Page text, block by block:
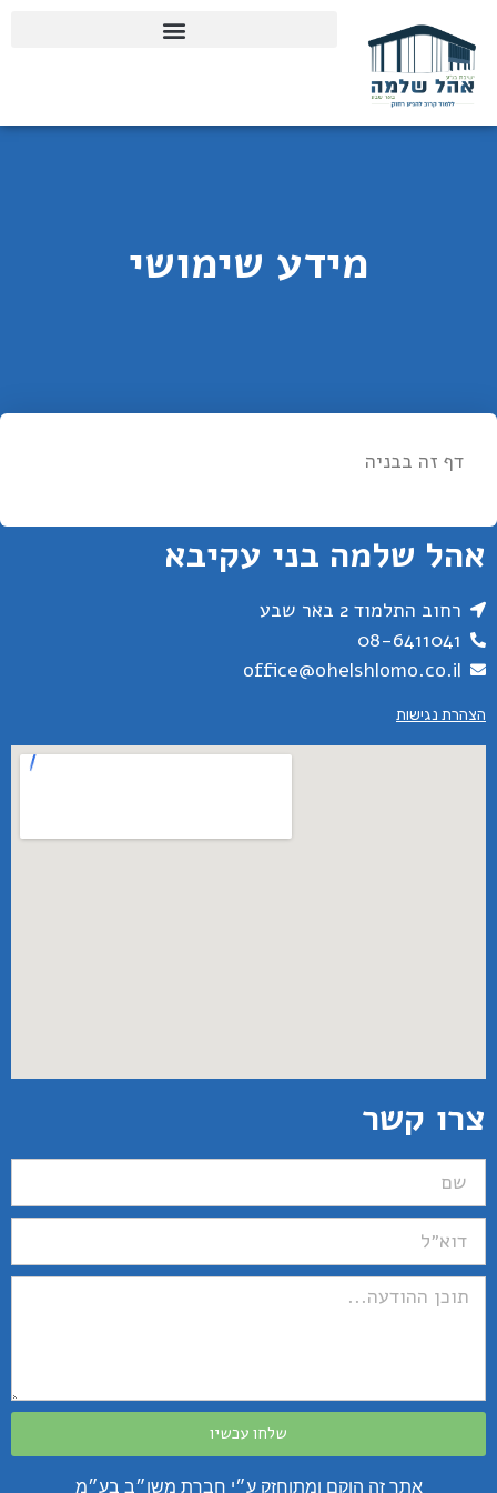
מידע שימושי
דף זה בבניה
אהל שלמה בני עקיבא
רחוב התלמוד 2 באר שבע
08-6411041
office@ohelshlomo.co.il
הצהרת נגישות
צרו קשר
שלחו עכשיו
אתר זה הוקם ומתוחזק ע״י חברת משו״ב בע״מ